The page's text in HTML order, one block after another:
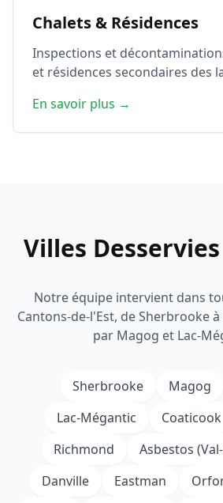
Chalets & Résidences
Inspections et
et résidences secondaires des
En savoir plus →
Villes
Notre équipe intervient dans
Cantons-de-l'Est, de Sherbrooke
par Magog et Lac-
Sherbrooke Magog
Lac-Mégantic
Coaticook
Richmond
Asbestos
Danville
Eastman